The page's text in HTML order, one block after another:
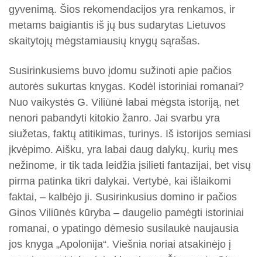
gyvenimą. Šios rekomendacijos yra renkamos, ir
metams baigiantis iš jų bus sudarytas Lietuvos
skaitytojų mėgstamiausių knygų sąrašas.
Susirinkusiems buvo įdomu sužinoti apie pačios
autorės sukurtas knygas. Kodėl istoriniai romanai?
Nuo vaikystės G. Viliūnė labai mėgsta istoriją, net
nenori pabandyti kitokio žanro. Jai svarbu yra
siužetas, faktų atitikimas, turinys. Iš istorijos semiasi
įkvėpimo. Aišku, yra labai daug dalykų, kurių mes
nežinome, ir tik tada leidžia įsilieti fantazijai, bet visų
pirma patinka tikri dalykai. Vertybė, kai išlaikomi
faktai, – kalbėjo ji. Susirinkusius domino ir pačios
Ginos Viliūnės kūryba – daugelio pamėgti istoriniai
romanai, o ypatingo dėmesio susilaukė naujausia
jos knyga „Apolonija“. Viešnia noriai atsakinėjo į